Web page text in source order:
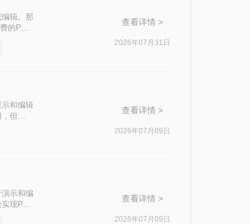
辑。那
的PDF
查看详情 >
2026年07月31日
和编辑
但
查看详情 >
2026年07月09日
示和编
现PDF
查看详情 >
2026年07月09日